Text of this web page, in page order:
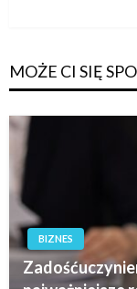
MOŻE CI SIĘ
BIZNES